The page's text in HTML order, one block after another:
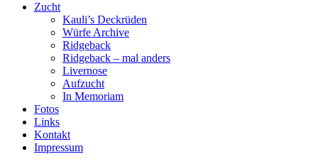
Zucht
Kauli’s Deckrüden
Würfe Archive
Ridgeback
Ridgeback – mal anders
Livernose
Aufzucht
In Memoriam
Fotos
Links
Kontakt
Impressum